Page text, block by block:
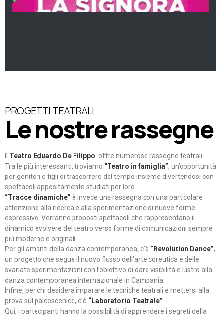
PROGETTI TEATRALI
Le nostre rassegne
Teatro Eduardo De Filippo offre numerose rassegne teatrali.
Tra le più interessanti, troviamo “Teatro in famiglia”, un’opportunità
per genitori e figli di trascorrere del tempo insieme divertendosi con
spettacoli appositamente studiati per loro.
“Tracce dinamiche” è invece una rassegna con una particolare
attenzione alla ricerca e alla sperimentazione di nuove forme
espressive. Verranno proposti spettacoli che rappresentano il
dinamico evolvere del teatro verso forme di comunicazioni sempre
più moderne e originali
Per gli amanti della danza contemporanea, c’è “Revolution Dance”,
un progetto che segue il nuovo flusso dell’arte coreutica e delle
svariate sperimentazioni con l’obiettivo di dare visibilità e lustro alla
danza contemporanea internazionale in Campania.
Infine, per chi desidera imparare le tecniche teatrali e mettersi alla
prova sul palcoscenico, c’è “Laboratorio Teatrale”
Qui, i partecipanti hanno la possibilità di apprendere i segreti della